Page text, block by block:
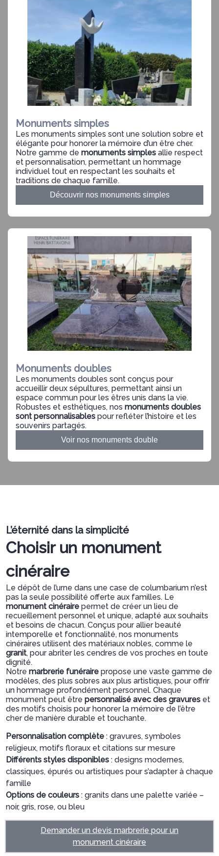
Monuments simples
Les monuments simples sont une solution sobre et
élégante pour honorer la mémoire d’un être cher.
Notre gamme de monuments simples allie respect
et personnalisation, permettant un hommage
individuel tout en respectant les souhaits et
traditions de chaque famille.
Découvrir nos monuments simples
Monuments doubles
Les monuments doubles sont conçus pour
accueillir deux sépultures, permettant ainsi un
espace commun pour les êtres unis dans la vie.
Robustes et esthétiques, nos monuments doubles
sont personnalisables pour refléter l’histoire et les
souvenirs partagés.
Voir nos monuments double
L’éternité dans la simplicité
Choisir un monument
cinéraire
Le dépôt de l’urne dans une case de columbarium n’est
pas la seule possibilité offerte aux familles. Le
monument cinéraire permet de créer un lieu de
recueillement personnel et unique, adapté aux souhaits
et besoins de chacun. Conçus pour allier beauté
intemporelle et fonctionnalité, nos monuments
cinéraires utilisent des matériaux nobles, comme le
granit, pour abriter les cendres de vos proches en toute
dignité.
Notre marbrerie funéraire propose une vaste gamme de
modèles, des plus sobres aux plus artistiques, pour offrir
un hommage profondément personnel. Chaque
monument peut être personnalisé avec des gravures et
des motifs choisis pour honorer la mémoire de l’être
cher de manière durable et touchante.
Personnalisation complète : gravures, symboles
religieux, motifs floraux et citations sur mesure
Différents styles disponibles : designs modernes,
classiques, épurés ou artistiques pour s’adapter à chaque
famille
Options de couleurs : granits dans une palette variée –
noir, gris, rose, ou bleu
Demander un devis marbrerie pour un
monument cinéraire